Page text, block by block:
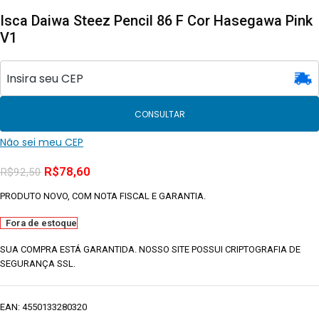
Isca Daiwa Steez Pencil 86 F Cor Hasegawa Pink
V1
CONSULTAR
Não sei meu CEP
R$92,50 R$78,60
PRODUTO NOVO, COM NOTA FISCAL E GARANTIA.
Fora de estoque
SUA COMPRA ESTÁ GARANTIDA. NOSSO SITE POSSUI CRIPTOGRAFIA DE
SEGURANÇA SSL.
EAN: 4550133280320